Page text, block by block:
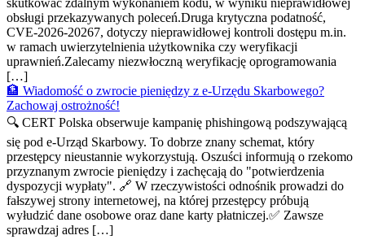
obsługi przekazywanych poleceń.Druga krytyczna podatność,
CVE-2026-20267, dotyczy nieprawidłowej kontroli dostępu m.in.
w ramach uwierzytelnienia użytkownika czy weryfikacji
uprawnień.Zalecamy niezwłoczną weryfikację oprogramowania
[…]
🏦 Wiadomość o zwrocie pieniędzy z e-Urzędu Skarbowego?
Zachowaj ostrożność!
🔍 CERT Polska obserwuje kampanię phishingową podszywającą
się pod e-Urząd Skarbowy. To dobrze znany schemat, który
przestępcy nieustannie wykorzystują. Oszuści informują o rzekomo
przyznanym zwrocie pieniędzy i zachęcają do "potwierdzenia
dyspozycji wypłaty". 🔗 W rzeczywistości odnośnik prowadzi do
fałszywej strony internetowej, na której przestępcy próbują
wyłudzić dane osobowe oraz dane karty płatniczej.✅ Zawsze
sprawdzaj adres […]